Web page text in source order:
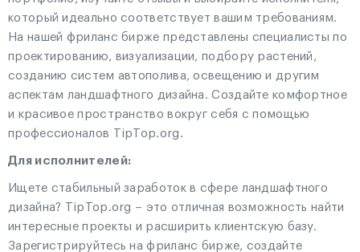
который идеально соответствует вашим требованиям.
На нашей фриланс бирже представлены специалисты по
проектированию, визуализации, подбору растений,
созданию систем автополива, освещению и другим
аспектам ландшафтного дизайна. Создайте комфортное
и красивое пространство вокруг себя с помощью
профессионалов TipTop.org.
Для исполнителей:
Ищете стабильный заработок в сфере ландшафтного
дизайна? TipTop.org – это отличная возможность найти
интересные проекты и расширить клиентскую базу.
Зарегистрируйтесь на фриланс бирже, создайте